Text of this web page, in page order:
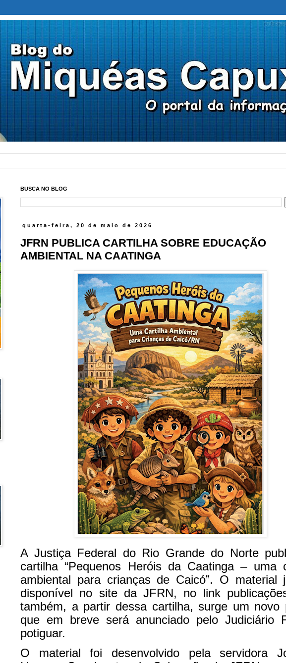
BUSCA NO BLOG
quarta-feira, 20 de maio de 2026
JFRN PUBLICA CARTILHA SOBRE EDUCAÇÃO
AMBIENTAL NA CAATINGA
A Justiça Federal do Rio Grande do Norte
cartilha “Pequenos Heróis da Caatinga – uma
ambiental para crianças de Caicó”. O material
disponível no site da JFRN, no link
também, a partir dessa cartilha, surge um novo
que em breve será anunciado pelo Judiciário
potiguar.
O material foi desenvolvido pela servidora